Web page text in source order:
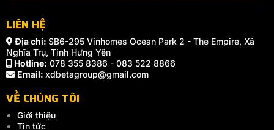
LIÊN HỆ
Địa chỉ: SB6-295 Vinhomes Ocean Park 2 - The Empire, Xã
Nghĩa Trụ, Tỉnh Hưng Yên
Hotline: 078 355 8386 - 083 522 8866
Email: xdbetagroup@gmail.com
VỀ CHÚNG TÔI
Giới thiệu
Tin tức